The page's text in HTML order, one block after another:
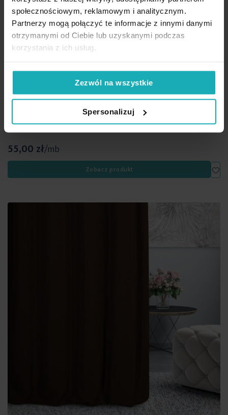
społecznościowym, reklamowym i analitycznym.
Partnerzy mogą połączyć te informacje z innymi danymi
otrzymanymi od Ciebie lub uzyskanymi podczas
korzystania z ich usług.
Zezwól na wszystkie
Spersonalizuj
Tkanina zasłonowa miękka gładka o zamszowym chwycie
Eurofirany wys. 295 cm, kolor miętowy
55,00 zł/mb
Zobacz produkt